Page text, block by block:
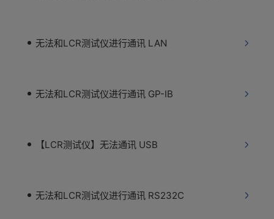
无法和LCR测试仪进行通讯 LAN
无法和LCR测试仪进行通讯 GP-IB
【LCR测试仪】无法通讯 USB
无法和LCR测试仪进行通讯 RS232C